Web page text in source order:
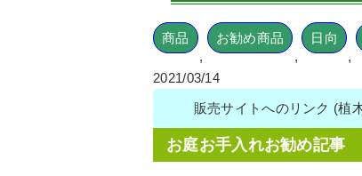
商品
,
お勧め商品
,
日向
,
2021/03/14
販売サイトへのリンク (植
お庭お手入れお勧め記事